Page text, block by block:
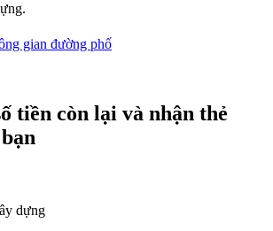
gian đường phố
tiền còn lại và nhận thẻ
dựng